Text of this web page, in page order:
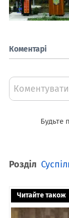
Коментарі
Будьте
Розділ
Читайте також